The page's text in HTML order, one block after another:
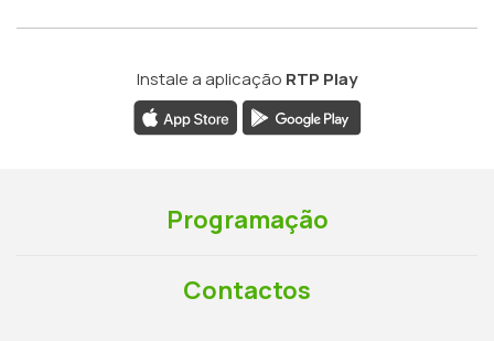
Instale a aplicação RTP Play
Programação
Contactos